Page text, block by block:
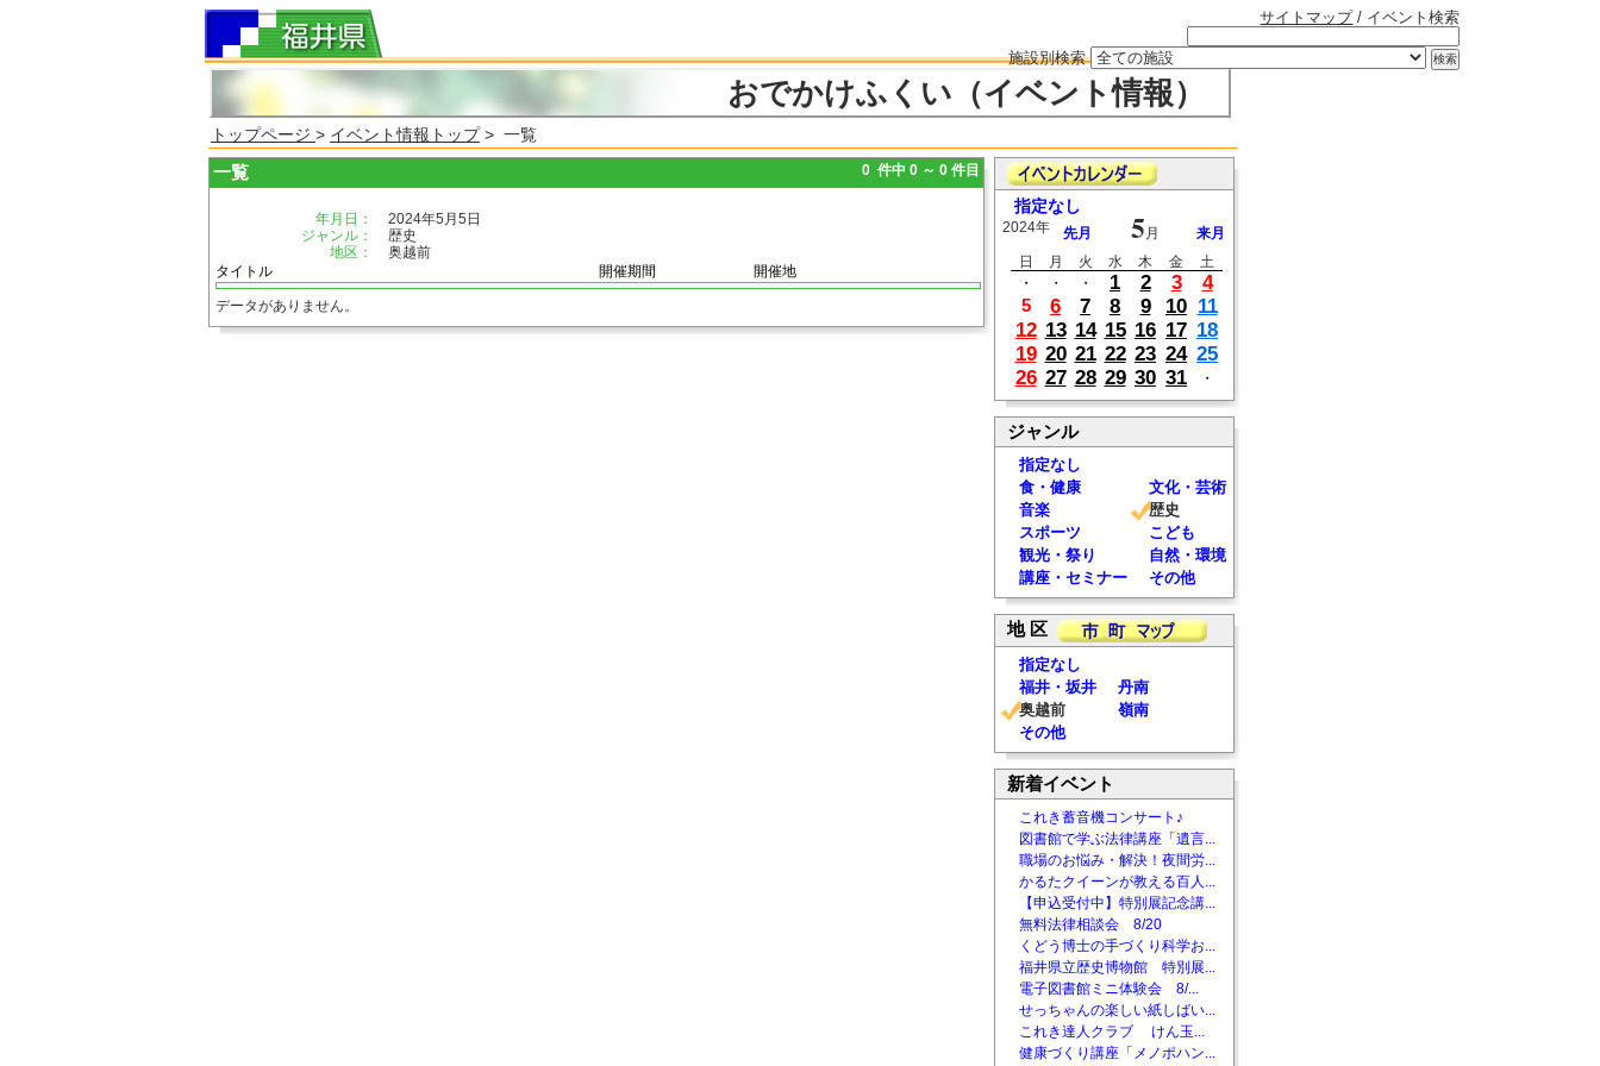
サイトマップ/ イベント検索
施設別検索
おでかけふくい（イベント情報）
トップページ > イベント情報トップ> 一覧
一覧 0 件中 0 ～ 0 件目
年月日：
2024年5月5日
ジャンル：
歴史
地区：
奥越前
タイトル
開催期間 開催地
データがありません。
指定なし
2024年 先月 5 月
来月
日
月 火 水 木 金
土
・
・ ・ 1 2 3 4
5 6 7 8 9 10 11
12 13 14 15 16 17 18
19 20 21 22 23 24 25
26 27 28 29 30 31 ・
ジャンル
指定なし
食・健康
文化・芸術
音楽
歴史
スポーツ
こども
観光・祭り
自然・環境
講座・セミナー
その他
地 区
指定なし
福井・坂井
丹南
奥越前
嶺南
その他
新着イベント
これき蓄音機コンサート♪
図書館で学ぶ法律講座「遺言...
職場のお悩み・解決！夜間労...
かるたクイーンが教える百人...
【申込受付中】特別展記念講...
無料法律相談会 8/20
くどう博士の手づくり科学お...
福井県立歴史博物館 特別展...
電子図書館ミニ体験会 8/...
せっちゃんの楽しい紙しばい...
これき達人クラブ けん玉...
健康づくり講座「メノポハン...